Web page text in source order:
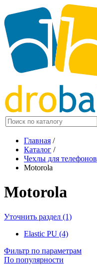
Главная /
Каталог /
Чехлы для телефонов
Motorola
Motorola
Уточнить раздел (1)
Elastic PU (4)
Фильтр по параметрам
По популярности